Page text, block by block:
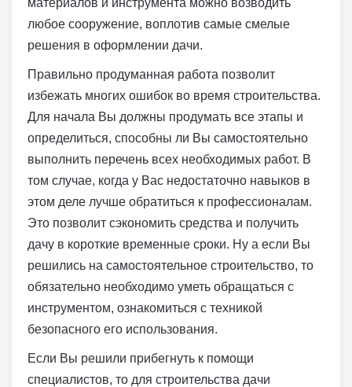
материалов и инструмента можно возводить
любое сооружение, воплотив самые смелые
решения в оформлении дачи.
Правильно продуманная работа позволит
избежать многих ошибок во время строительства.
Для начала Вы должны продумать все этапы и
определиться, способны ли Вы самостоятельно
выполнить перечень всех необходимых работ. В
том случае, когда у Вас недостаточно навыков в
этом деле лучше обратиться к профессионалам.
Это позволит сэкономить средства и получить
дачу в короткие временные сроки. Ну а если Вы
решились на самостоятельное строительство, то
обязательно необходимо уметь обращаться с
инструментом, ознакомиться с техникой
безопасного его использования.
Если Вы решили прибегнуть к помощи
специалистов, то для строительства дачи